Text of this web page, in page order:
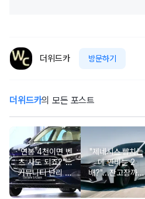
더위드카 방문하기
더위드카의 모든 포스트
"연봉 4천이면 벤
츠 사도 되죠?"…
커뮤니티 난리 난
'현실적 수입차' 보
니
"제네시스 뺨치는
데 연비는 2
배?"...잔고장까지
없는 신차에 '이럴
수가'